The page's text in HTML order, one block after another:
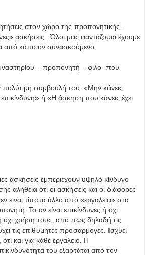
στον χώρο της προπονητικής,
ασκήσεις . Όλοι μας φαντάζομαι έχουμε
από κάποιον συνασκούμενο.
– προπονητή – φίλο -που
πολύτιμη συμβουλή του: «Μην κάνεις
ή «Η άσκηση που κάνεις έχει
ασκήσεις εμπεριέχουν υψηλό κίνδυνο
αλήθεια ότι οι ασκήσεις και οι διάφορες
είναι τίποτα άλλο από «εργαλεία» στα
Το αν είναι επικίνδυνες ή όχι
όχι χρήση τους, από πως δηλαδή τις
τις επιθυμητές προσαρμογές. Ισχύει
και για κάθε εργαλείο. Η
του εξαρτάται από τον